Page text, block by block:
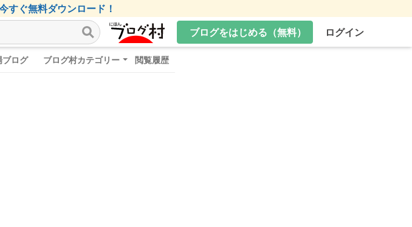
すぐ無料ダウンロード！
ブログをはじめる（無料）
ログイン
ログ ブログ村カテゴリー 閲覧履歴